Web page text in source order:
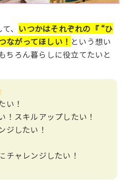
、 いつかはそれぞれの『 “ひ
ながってほしい！ という想い
ちろん暮らしに役立てたいと
い！
！スキルアップしたい！
ジしたい！
チャレンジしたい！